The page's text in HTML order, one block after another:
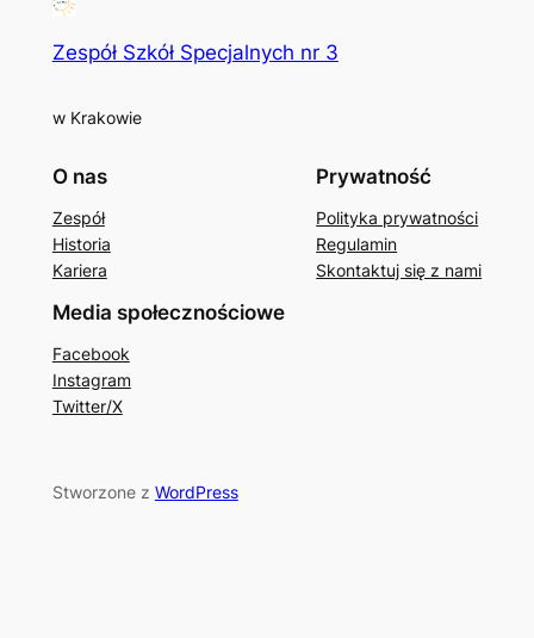
Zespół Szkół Specjalnych nr 3
w Krakowie
O nas
Zespół
Historia
Kariera
Prywatność
Polityka prywatności
Regulamin
Skontaktuj się z nami
Media społecznościowe
Facebook
Instagram
Twitter/X
Stworzone z WordPress